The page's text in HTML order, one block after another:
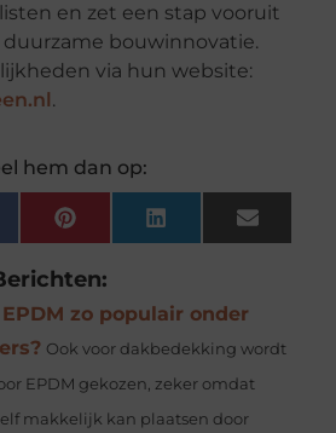
en zet een stap vooruit
bouwinnovatie.
via hun website:
.
hem dan op:
Pinterest LinkedIn Email
zo populair onder
Ook voor dakbedekking wordt
EPDM gekozen, zeker omdat
makkelijk kan plaatsen door